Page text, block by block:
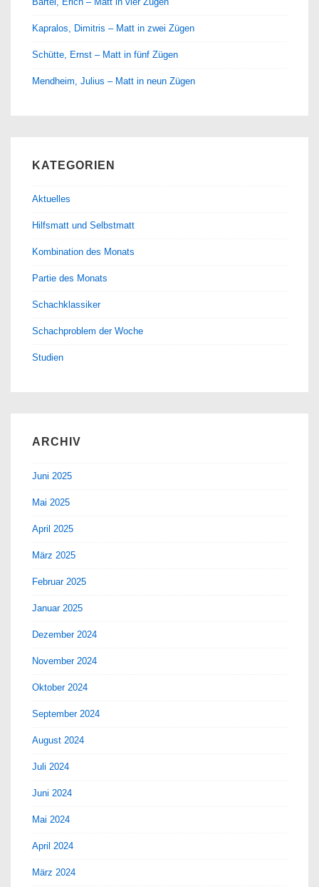
Kapralos, Dimitris – Matt in zwei Zügen
Schütte, Ernst – Matt in fünf Zügen
Mendheim, Julius – Matt in neun Zügen
KATEGORIEN
Aktuelles
Hilfsmatt und Selbstmatt
Kombination des Monats
Partie des Monats
Schachklassiker
Schachproblem der Woche
Studien
ARCHIV
Juni 2025
Mai 2025
April 2025
März 2025
Februar 2025
Januar 2025
Dezember 2024
November 2024
Oktober 2024
September 2024
August 2024
Juli 2024
Juni 2024
Mai 2024
April 2024
März 2024